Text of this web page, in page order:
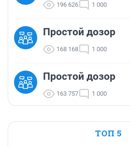
196 626 1 000
Простой дозор
168 168 1 000
Простой дозор
163 757 1 000
ТОП 5